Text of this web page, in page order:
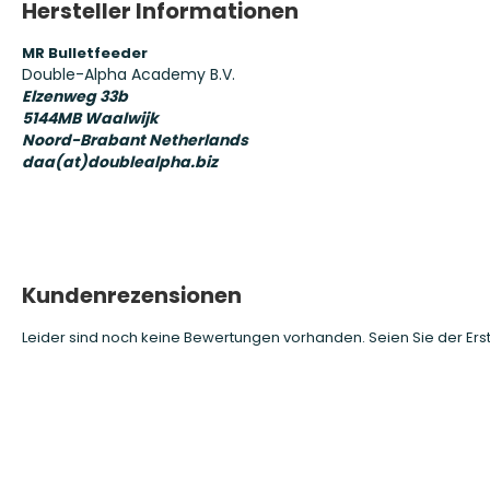
Hersteller Informationen
MR Bulletfeeder
Double-Alpha Academy B.V.
Elzenweg 33b
5144MB Waalwijk
Noord-Brabant Netherlands
daa(at)doublealpha.biz
Kundenrezensionen
Leider sind noch keine Bewertungen vorhanden. Seien Sie der